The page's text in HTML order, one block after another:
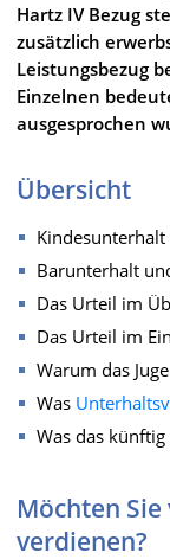
Hartz IV Bezug
zusätzlich
Leistungsbezug
Einzelnen
ausgesprochen
Übersicht
Kindesunterhalt
Barunterhalt
Das Urteil im
Das Urteil im
Warum das
Was
Was das
Möchten Sie
verdienen?